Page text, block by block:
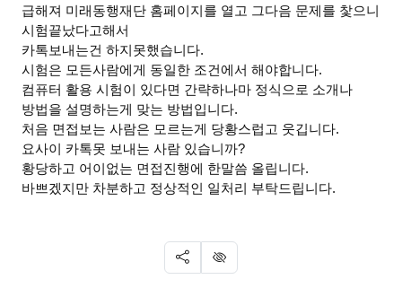
급해져 미래동행재단 홈페이지를 열고 그다음 문제를 찿으니
시험끝났다고해서
카톡보내는건 하지못했습니다.
시험은 모든사람에게 동일한 조건에서 해야합니다.
컴퓨터 활용 시험이 있다면 간략하나마 정식으로 소개나
방법을 설명하는게 맞는 방법입니다.
처음 면접보는 사람은 모르는게 당황스럽고 웃깁니다.
요사이 카톡못 보내는 사람 있습니까?
황당하고 어이없는 면접진행에 한말씀 올립니다.
바쁘겠지만 차분하고 정상적인 일처리 부탁드립니다.
SNS 공유
신고